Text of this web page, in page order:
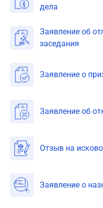
дела
Заявление об
заседания
Заявление о
Заявление об
Отзыв на
Заявление о